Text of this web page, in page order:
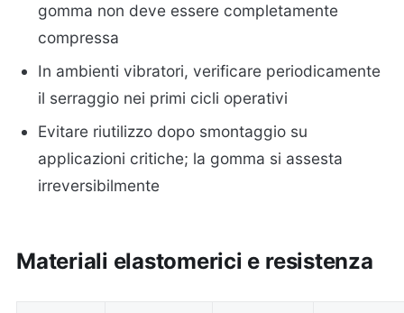
gomma non deve essere completamente
compressa
In ambienti vibratori, verificare periodicamente
il serraggio nei primi cicli operativi
Evitare riutilizzo dopo smontaggio su
applicazioni critiche; la gomma si assesta
irreversibilmente
Materiali elastomerici e resistenza